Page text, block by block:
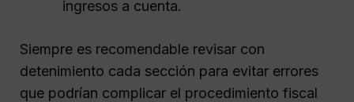
ingresos a cuenta.
Siempre es recomendable revisar con
detenimiento cada sección para evitar errores
que podrían complicar el procedimiento fiscal